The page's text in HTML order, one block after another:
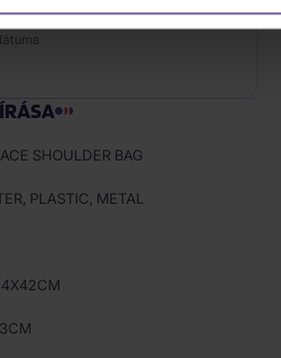
SHOULDER BAG
PLASTIC, METAL